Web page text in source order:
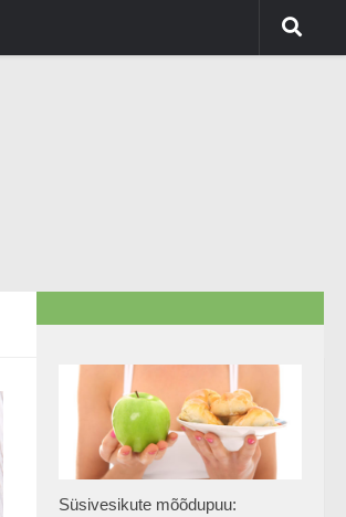
Süsivesikute mõõdupuu: